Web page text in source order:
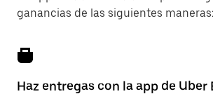
ganancias de las siguientes maneras:
Haz entregas con la app de Uber